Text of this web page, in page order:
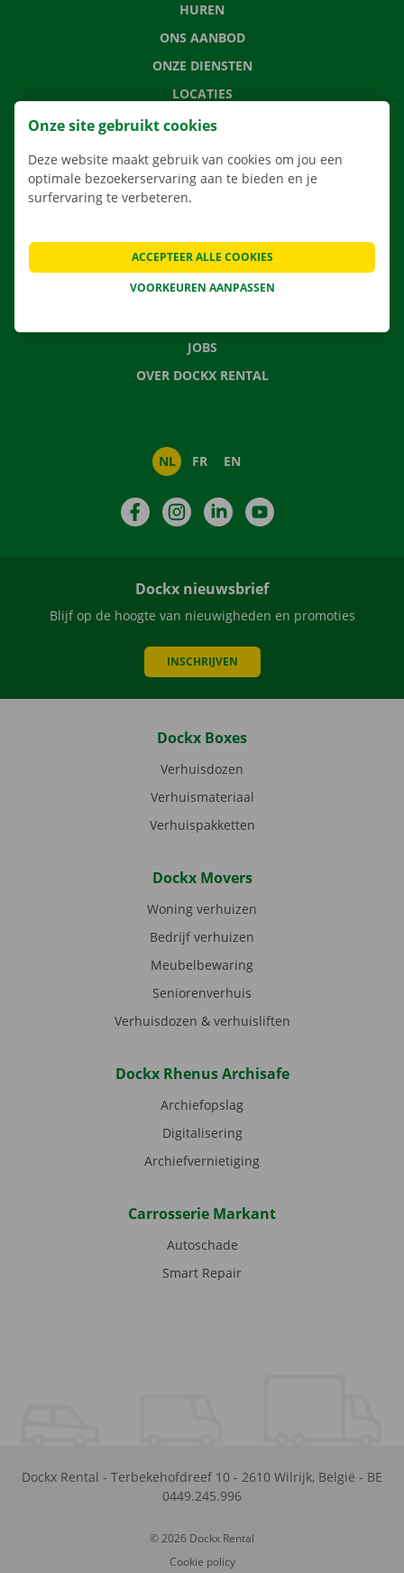
HUREN
ONS AANBOD
ONZE DIENSTEN
LOCATIES
APP
VEELGESTELDE VRAGEN
NIEUWS
JOBS
OVER DOCKX RENTAL
NL FR EN
FacebookInstagramLinkedIn
Dockx nieuwsbrief
Blijf op de hoogte van nieuwigheden en promoties
INSCHRIJVEN
Dockx Boxes
Verhuisdozen
Verhuismateriaal
Verhuispakketten
Dockx Movers
Woning verhuizen
Bedrijf verhuizen
Meubelbewaring
Seniorenverhuis
Verhuisdozen & verhuisliften
Dockx Rhenus Archisafe
Archiefopslag
Digitalisering
Archiefvernietiging
Carrosserie Markant
Autoschade
Smart Repair
Dockx Rental - Terbekehofdreef 10 - 2610 Wilrijk, België - BE
0449.245.996
© 2026 Dockx Rental
Cookie policy
Onze site gebruikt cookies
Deze website maakt gebruik van cookies om jou een
optimale bezoekerservaring aan te bieden en je
surfervaring te verbeteren.
VOORKEUREN AANPASSEN
ACCEPTEER ALLE COOKIES